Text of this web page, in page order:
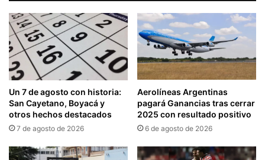
Un 7 de agosto con historia:
San Cayetano, Boyacá y
otros hechos destacados
7 de agosto de 2026
Aerolíneas Argentinas
pagará Ganancias tras cerrar
2025 con resultado positivo
6 de agosto de 2026